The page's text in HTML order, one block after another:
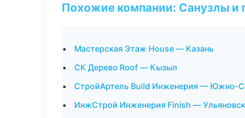
Похожие компании: Санузлы и
Мастерская Этаж House — Казань
СК Дерево Roof — Кызыл
СтройАртель Build Инженерия — Южно-
ИнжСтрой Инженерия Finish — Ульяновск